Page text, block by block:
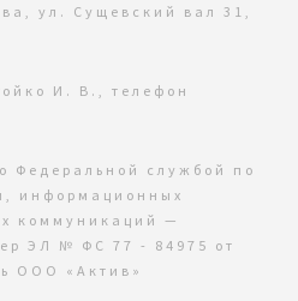
ул. Сущевский вал 31,
И. В., телефон
Федеральной службой по
информационных
коммуникаций —
ЭЛ № ФС 77 - 84975 от
ООО «Актив»